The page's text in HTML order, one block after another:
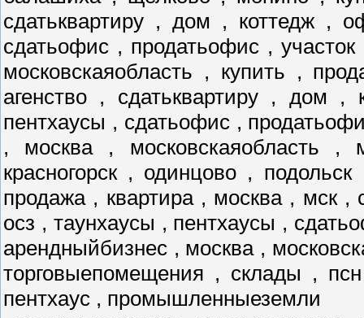
сдатьквартиру , дом , коттедж ,
сдатьофис , продатьофис ,
московскаяобласть , купить ,
агенство , сдатьквартиру , дом
пентхаусы , сдатьофис ,
, москва , московскаяобласть
красногорск , одинцово ,
продажа , квартира , москва , мск
осз , таунхаусы , пентхаусы ,
арендныйбизнес , москва ,
торговыепомещения , склады ,
пентхаус , промышленныеземли